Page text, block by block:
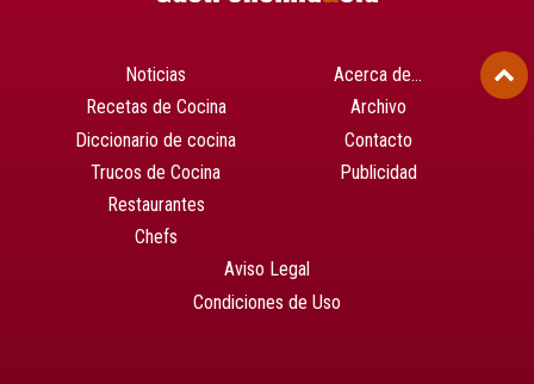
Noticias
Recetas de Cocina
Diccionario de cocina
Trucos de Cocina
Restaurantes
Chefs
Acerca de…
Archivo
Contacto
Publicidad
Aviso Legal
Condiciones de Uso